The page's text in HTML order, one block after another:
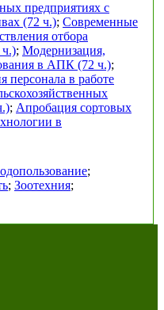
предприятиях с
(72 ч.); Современные
отбора
; Модернизация,
в АПК (72 ч.);
персонала в работе
; Апробация сортовых
в
;
; Зоотехния;